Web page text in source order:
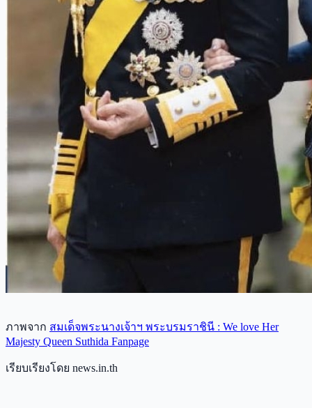
ภาพจาก สมเด็จพระนางเจ้าฯ พระบรมราชินี : We love Her
Majesty Queen Suthida Fanpage
เรียบเรียงโดย news.in.th